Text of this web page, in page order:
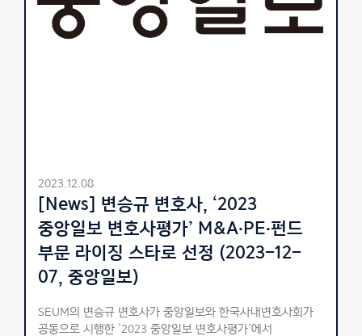
2023.12.08
[News] 변승규 변호사, ‘2023
중앙일보 변호사평가’ M&A·PE·펀드
부문 라이징 스타로 선정 (2023-12-
07, 중앙일보)
SEUM의 변승규 변호사가 중앙일보와 한국사내변호사회가
공동으로 시행한 ‘2023 중앙일보 변호사평가’에서